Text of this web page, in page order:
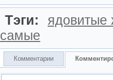
Тэги:
ядовитые
самые
Комментарии